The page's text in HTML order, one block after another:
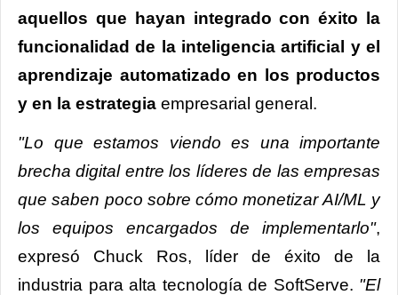
aquellos que hayan integrado con éxito la
funcionalidad de la inteligencia artificial y el
aprendizaje automatizado en los productos
y en la estrategia empresarial general.
"Lo que estamos viendo es una importante
brecha digital entre los líderes de las empresas
que saben poco sobre cómo monetizar AI/ML y
los equipos encargados de implementarlo",
expresó Chuck Ros, líder de éxito de la
industria para alta tecnología de SoftServe. "El